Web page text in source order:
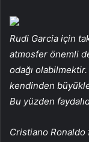
Rudi Garcia için
atmosfer önemli
odağı
kendinden
Bu yüzden
Cristiano